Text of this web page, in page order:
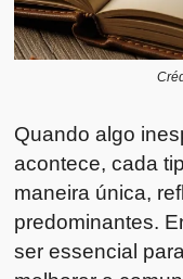
Quando algo
acontece, cada
maneira única,
predominantes.
ser essencial